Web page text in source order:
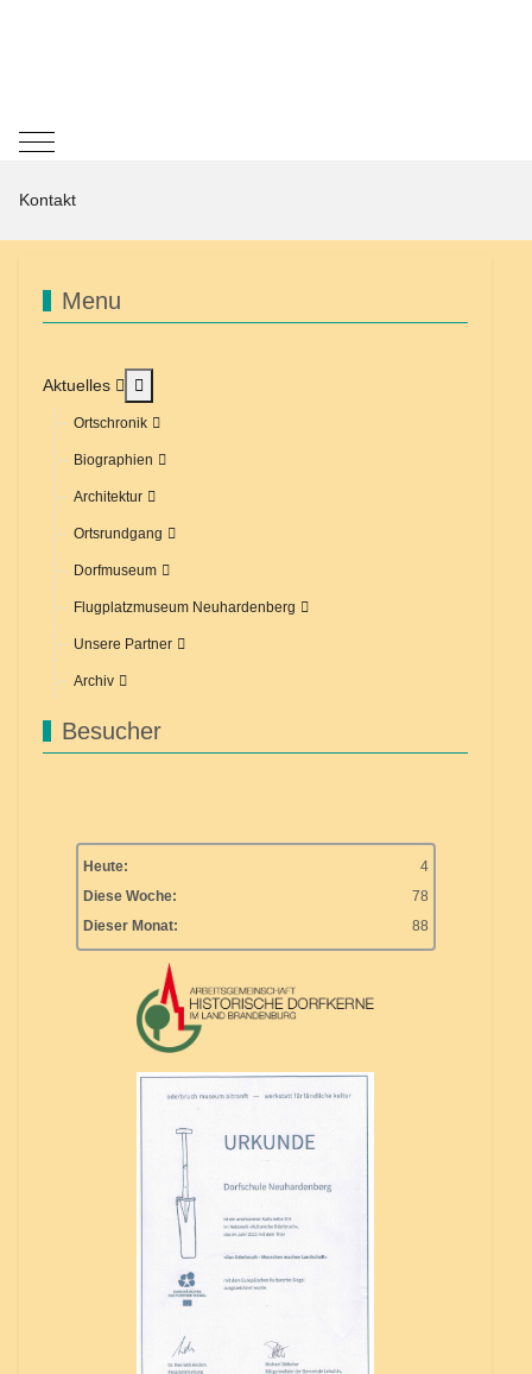
Mobile Menu Toggle
Kontakt
Menu
Aktuelles
Ortschronik
Biographien
Architektur
Ortsrundgang
Dorfmuseum
Flugplatzmuseum Neuhardenberg
Unsere Partner
Archiv
Besucher
Heute:
4
Diese Woche:
78
Dieser Monat:
88